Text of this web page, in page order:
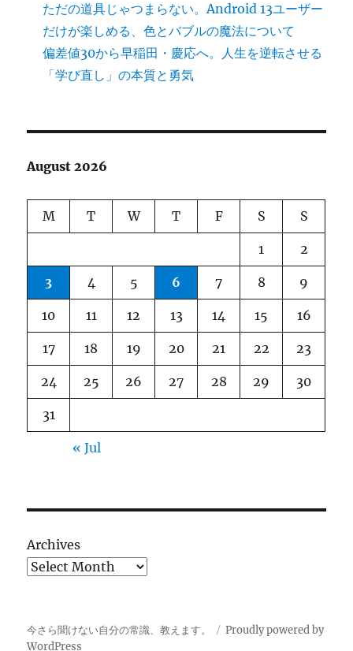
ただの道具じゃつまらない。Android 13ユーザー
だけが楽しめる、色とバブルの魔法について
偏差値30から早稲田・慶応へ。人生を逆転させる
「学び直し」の本質と勇気
August 2026
M T W T F S S
1 2
3 4 5 6 7 8 9
10 11 12 13 14 15 16
17 18 19 20 21 22 23
24 25 26 27 28 29 30
31
« Jul
Archives
今さら聞けない自分の常識、教えます。
Proudly powered by
WordPress